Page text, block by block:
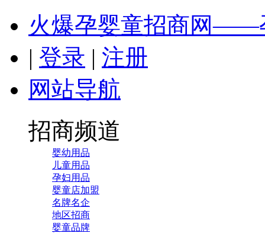
火爆孕婴童招商网——
| 登录 | 注册
网站导航
招商频道
婴幼用品
儿童用品
孕妇用品
婴童店加盟
名牌名企
地区招商
婴童品牌